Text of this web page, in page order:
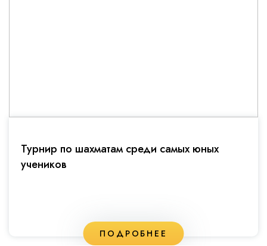
Турнир по шахматам среди самых юных
учеников
ПОДРОБНЕЕ